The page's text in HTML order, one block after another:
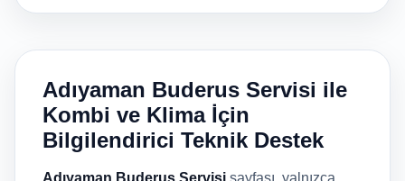
Adıyaman Buderus Servisi ile
Kombi ve Klima İçin
Bilgilendirici Teknik Destek
Adıyaman Buderus Servisi sayfası, yalnızca